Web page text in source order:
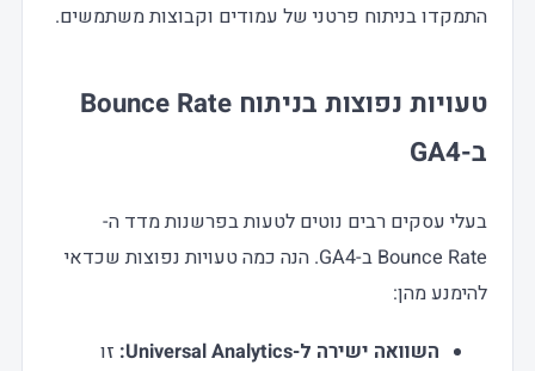
התמקדו בניתוח פרטני של עמודים וקבוצות משתמשים.
טעויות נפוצות בניתוח Bounce Rate
ב-GA4
בעלי עסקים רבים נוטים לטעות בפרשנות מדד ה-
Bounce Rate ב-GA4. הנה כמה טעויות נפוצות שכדאי
להימנע מהן:
השוואה ישירה ל-Universal Analytics:
זו